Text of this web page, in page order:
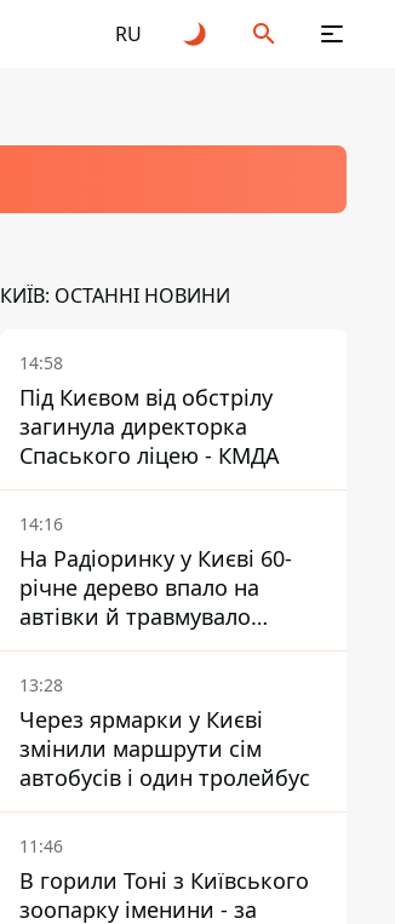
RU
КИЇВ: ОСТАННІ НОВИНИ
14:58
Під Києвом від обстрілу
загинула директорка
Спаського ліцею - КМДА
14:16
На Радіоринку у Києві 60-
річне дерево впало на
автівки й травмувало
людину - подробиці
13:28
Через ярмарки у Києві
змінили маршрути сім
автобусів і один тролейбус
11:46
В горили Тоні з Київського
зоопарку іменини - за